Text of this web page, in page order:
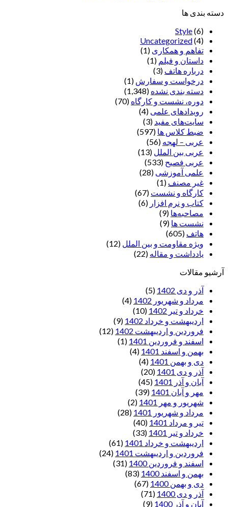
دسته بندی ها
Style(6)
Uncategorized(4)
تفاهم و همکاری (1)
داستان و فیلم (1)
درباره هاتف (3)
درخواست و سفارش (1)
دسته بندی نشده (1,348)
دوره، نشست و کارگاه (70)
رویدادهای علمی (4)
سایت‌های مفید (3)
ضبط کلاس ها (597)
عربی – لهجه (56)
عربی بین الملل (13)
عربی فصیح (533)
علمی آموزشی (28)
غير مصنف (1)
کارگاه و نشست (67)
کتاب و نرم افزار (6)
مصاحبه‌ها (9)
نشست ها (9)
هاتف (605)
ویژه مقاومت و بین الملل (12)
یادداشت‌ و مقاله (22)
آرشیو مقالات
آذر و دی 1402
(5)
مرداد و شهریور 1402
(4)
خرداد و تیر 1402
(10)
اردیبهشت و خرداد 1402
(9)
فروردین و اردیبهشت 1402
(12)
اسفند و فروردین 1401
(1)
بهمن و اسفند 1401
(4)
دی و بهمن 1401
(4)
آذر و دی 1401
(20)
آبان و آذر 1401
(45)
مهر و آبان 1401
(39)
شهریور و مهر 1401
(2)
مرداد و شهریور 1401
(28)
تیر و مرداد 1401
(40)
خرداد و تیر 1401
(33)
اردیبهشت و خرداد 1401
(61)
فروردین و اردیبهشت 1401
(24)
اسفند و فروردین 1400
(31)
بهمن و اسفند 1400
(83)
دی و بهمن 1400
(67)
آذر و دی 1400
(71)
آبان و آذر 1400
(9)